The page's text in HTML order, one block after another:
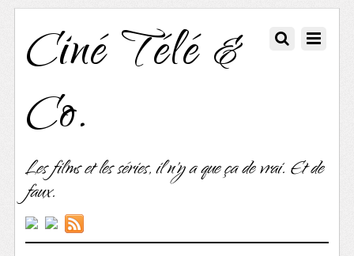
Ciné Télé &
Co.
Les films et les séries, il n'y a que ça de vrai. Et de
faux.